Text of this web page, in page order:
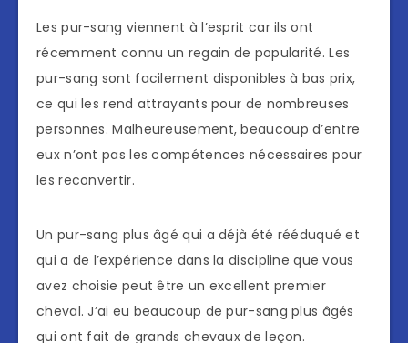
Les pur-sang viennent à l’esprit car ils ont
récemment connu un regain de popularité. Les
pur-sang sont facilement disponibles à bas prix,
ce qui les rend attrayants pour de nombreuses
personnes. Malheureusement, beaucoup d’entre
eux n’ont pas les compétences nécessaires pour
les reconvertir.
Un pur-sang plus âgé qui a déjà été rééduqué et
qui a de l’expérience dans la discipline que vous
avez choisie peut être un excellent premier
cheval. J’ai eu beaucoup de pur-sang plus âgés
qui ont fait de grands chevaux de leçon.